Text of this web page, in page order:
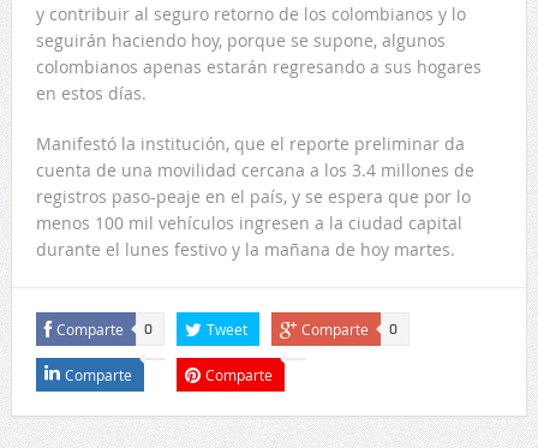
y contribuir al seguro retorno de los colombianos y lo
seguirán haciendo hoy, porque se supone, algunos
colombianos apenas estarán regresando a sus hogares
en estos días.
Manifestó la institución, que el reporte preliminar da
cuenta de una movilidad cercana a los 3.4 millones de
registros paso-peaje en el país, y se espera que por lo
menos 100 mil vehículos ingresen a la ciudad capital
durante el lunes festivo y la mañana de hoy martes.
Comparte 0 Tweet Comparte 0
Comparte Comparte